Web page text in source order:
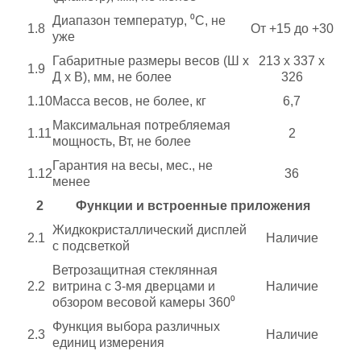
1.8
Диапазон температур, ⁰С, не
уже
От +15 до +30
1.9
Габаритные размеры весов (Ш х
Д х В), мм, не более
213 х 337 х
326
1.10Масса весов, не более, кг 6,7
1.11
Максимальная потребляемая
мощность, Вт, не более
2
1.12
Гарантия на весы, мес., не
менее
36
2 Функции и встроенные приложения
2.1
Жидкокристаллический дисплей
с подсветкой
Наличие
2.2
Ветрозащитная стеклянная
витрина с 3-мя дверцами и
обзором весовой камеры 360⁰
Наличие
2.3
Функция выбора различных
единиц измерения
Наличие